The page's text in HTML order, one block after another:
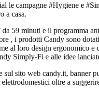
le campagne #Hygiene e
a casa.
59 minuti e il
, i prodotti Candy sono
al loro design ergonomico
Simply-Fi e alle idee
sito web candy.it,
oltre a